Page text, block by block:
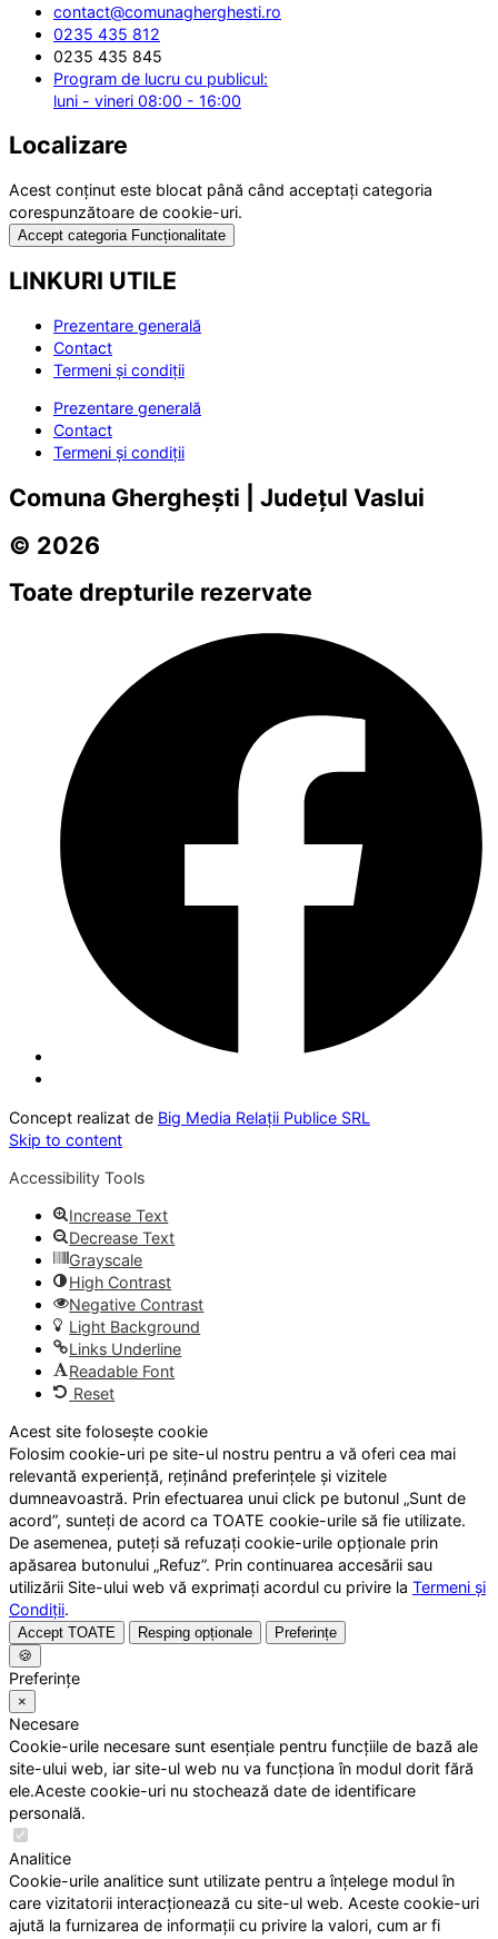
contact@comunagherghesti.ro
0235 435 812
0235 435 845
Program de lucru cu publicul:
luni - vineri 08:00 - 16:00
Localizare
Acest conținut este blocat până când acceptați categoria
corespunzătoare de cookie-uri.
Accept categoria Funcționalitate
LINKURI UTILE
Prezentare generală
Contact
Termeni și condiții
Prezentare generală
Contact
Termeni și condiții
Comuna Gherghești | Județul Vaslui
© 2026
Toate drepturile rezervate
Concept realizat de Big Media Relații Publice SRL
Skip to content
Accessibility Tools
Increase Text
Decrease Text
Grayscale
High Contrast
Negative Contrast
Light Background
Links Underline
Readable Font
Reset
Acest site folosește cookie
Folosim cookie-uri pe site-ul nostru pentru a vă oferi cea mai
relevantă experiență, reținând preferințele și vizitele
dumneavoastră. Prin efectuarea unui click pe butonul „Sunt de
acord”, sunteți de acord ca TOATE cookie-urile să fie utilizate.
De asemenea, puteți să refuzați cookie-urile opționale prin
apăsarea butonului „Refuz”. Prin continuarea accesării sau
utilizării Site-ului web vă exprimați acordul cu privire la Termeni și
Condiții.
Accept TOATE Resping opționale
Preferințe
🍪
Preferințe
×
Necesare
Cookie-urile necesare sunt esențiale pentru funcțiile de bază ale
site-ului web, iar site-ul web nu va funcționa în modul dorit fără
ele.Aceste cookie-uri nu stochează date de identificare
personală.
Analitice
Cookie-urile analitice sunt utilizate pentru a înțelege modul în
care vizitatorii interacționează cu site-ul web. Aceste cookie-uri
ajută la furnizarea de informații cu privire la valori, cum ar fi